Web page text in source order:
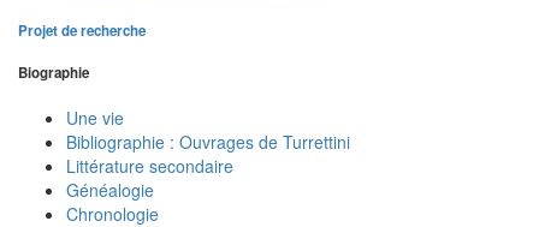
Projet de recherche
Biographie
Une vie
Bibliographie : Ouvrages de Turrettini
Littérature secondaire
Généalogie
Chronologie